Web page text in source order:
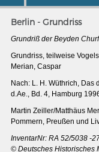
Berlin - Grundriss
Grundriß der Beyden
Grundriss, teilweise
Merian, Caspar
Nach: L. H. Wüthrich, Das
d.Ae., Bd. 4, Hamburg
Martin Zeiller/Matthäus
Pommern, Preußen und
InventarNr: RA 52/5038 -
© Deutsches Historisches